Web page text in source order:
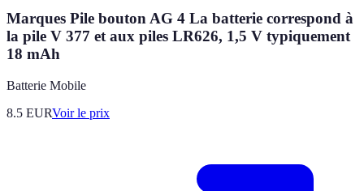
Marques Pile bouton AG 4 La batterie correspond à
la pile V 377 et aux piles LR626, 1,5 V typiquement
18 mAh
Batterie Mobile
8.5 EURVoir le prix